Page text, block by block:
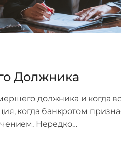
Должника
должника и когда
когда банкротом
Нередко…